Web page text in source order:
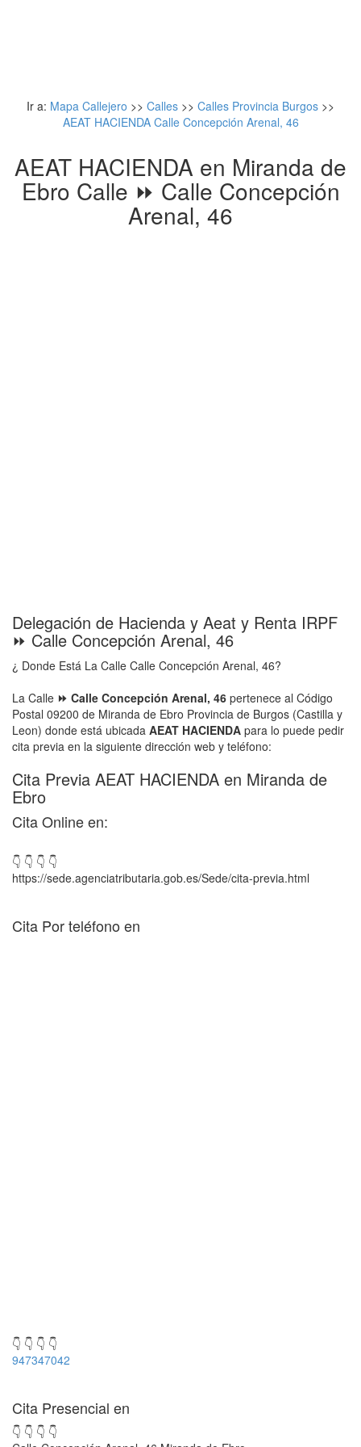
Ir a: Mapa Callejero >> Calles >> Calles Provincia Burgos >>
AEAT HACIENDA Calle Concepción Arenal, 46
AEAT HACIENDA en Miranda de
Ebro Calle ⏩ Calle Concepción
Arenal, 46
Delegación de Hacienda y Aeat y Renta IRPF
⏩ Calle Concepción Arenal, 46
¿ Donde Está La Calle Calle Concepción Arenal, 46?
La Calle ⏩ Calle Concepción Arenal, 46 pertenece al Código
Postal 09200 de Miranda de Ebro Provincia de Burgos (Castilla y
Leon) donde está ubicada AEAT HACIENDA para lo puede pedir
cita previa en la siguiente dirección web y teléfono:
Cita Previa AEAT HACIENDA en Miranda de
Ebro
Cita Online en:
👇 👇 👇 👇
https://sede.agenciatributaria.gob.es/Sede/cita-previa.html
Cita Por teléfono en
👇 👇 👇 👇
947347042
Cita Presencial en
👇 👇 👇 👇